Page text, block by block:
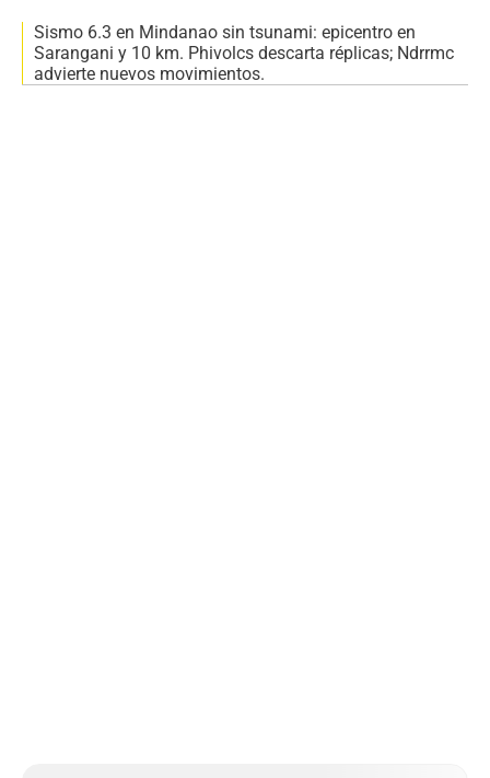
Sismo 6.3 en Mindanao sin tsunami: epicentro en
Sarangani y 10 km. Phivolcs descarta réplicas; Ndrrmc
advierte nuevos movimientos.